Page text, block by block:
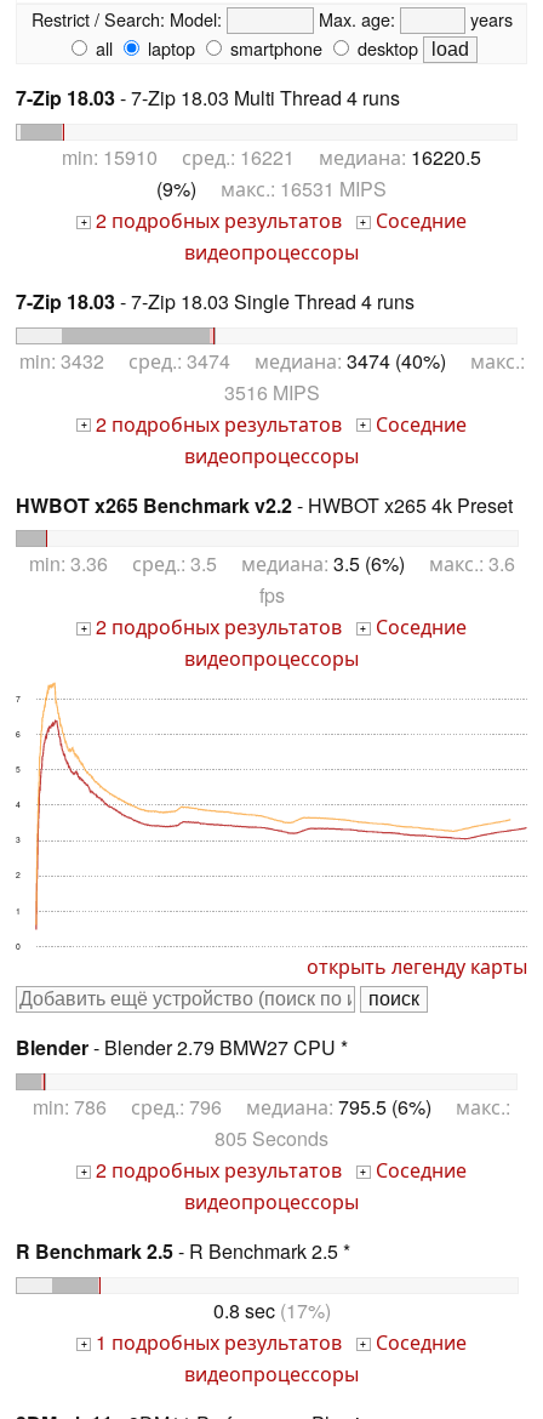
Restrict / Search: Model: Max. age:
years
all
laptop smartphone desktop
7-Zip 18.03- 7-Zip 18.03 Multi Thread 4 runs
min: 15910 сред.: 16221 медиана: 16220.5
(9%) макс.: 16531 MIPS
+ 2 подробных результатов + Соседние
видеопроцессоры
7-Zip 18.03- 7-Zip 18.03 Single Thread 4 runs
min: 3432 сред.: 3474 медиана: 3474 (40%) макс.:
3516 MIPS
+ 2 подробных результатов + Соседние
видеопроцессоры
HWBOT x265 Benchmark v2.2- HWBOT x265 4k Preset
min: 3.36 сред.: 3.5 медиана: 3.5 (6%) макс.: 3.6
fps
+ 2 подробных результатов + Соседние
видеопроцессоры
0
1
2
3
4
5
6
7
открыть легенду карты
Blender- Blender 2.79 BMW27 CPU *
min: 786 сред.: 796 медиана: 795.5 (6%) макс.:
805 Seconds
+ 2 подробных результатов + Соседние
видеопроцессоры
R Benchmark 2.5- R Benchmark 2.5 *
0.8 sec(17%)
+ 1 подробных результатов + Соседние
видеопроцессоры